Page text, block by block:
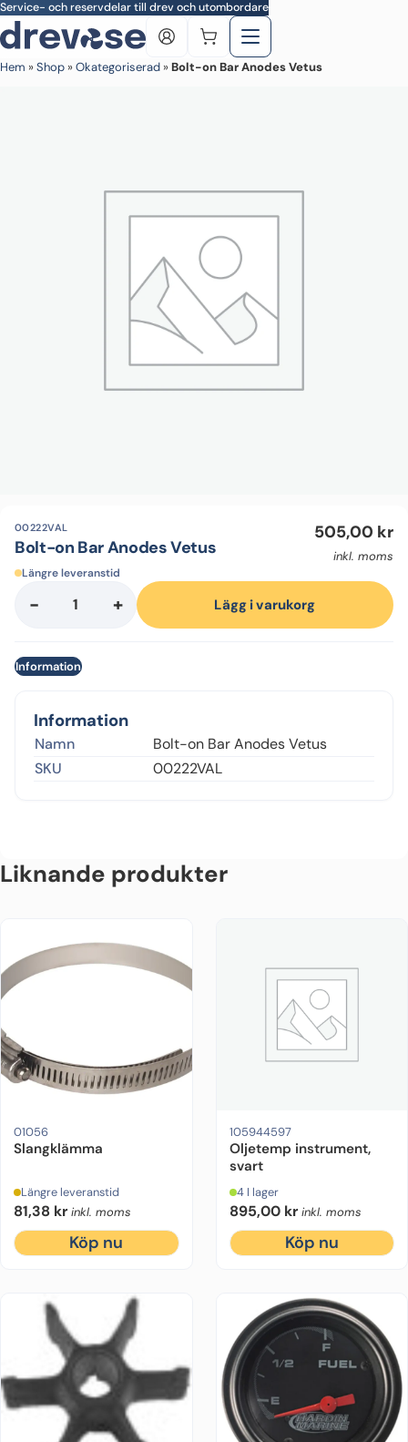
Skip to main content
Service- och reservdelar till drev och utombordare
Hem »Shop »Okategoriserad »Bolt-on Bar Anodes Vetus
00222VAL
Bolt-on Bar Anodes Vetus
505,00 kr
inkl. moms
Längre leveranstid
-
Bolt-
Anodes
mängd
+ Lägg i varukorg
Information
Information
Namn
Bolt-on Bar Anodes Vetus
SKU
00222VAL
Liknande produkter
01056
Slangklämma
Längre leveranstid
81,38 kr inkl. moms
Köp nu
105944597
Oljetemp instrument,
svart
4 I lager
895,00 kr inkl. moms
Köp nu